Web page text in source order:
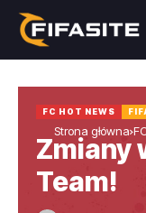
Strona główna
FC HOT NEWS
Zmiany
Team!